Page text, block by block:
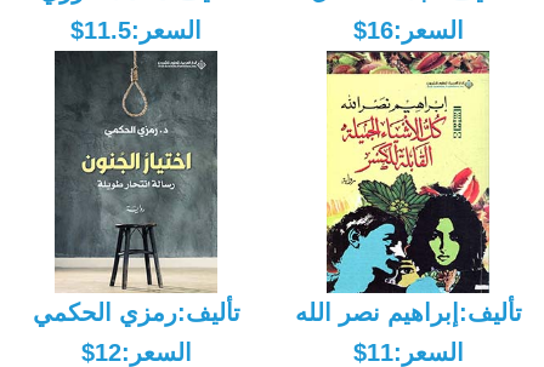
السعر:16$
السعر:11.5$
تأليف:إبراهيم نصر الله
السعر:11$
تأليف:رمزي الحكمي
السعر:12$